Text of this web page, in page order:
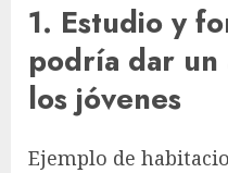
1. Estudio y
podría dar un
los jóvenes
Ejemplo de